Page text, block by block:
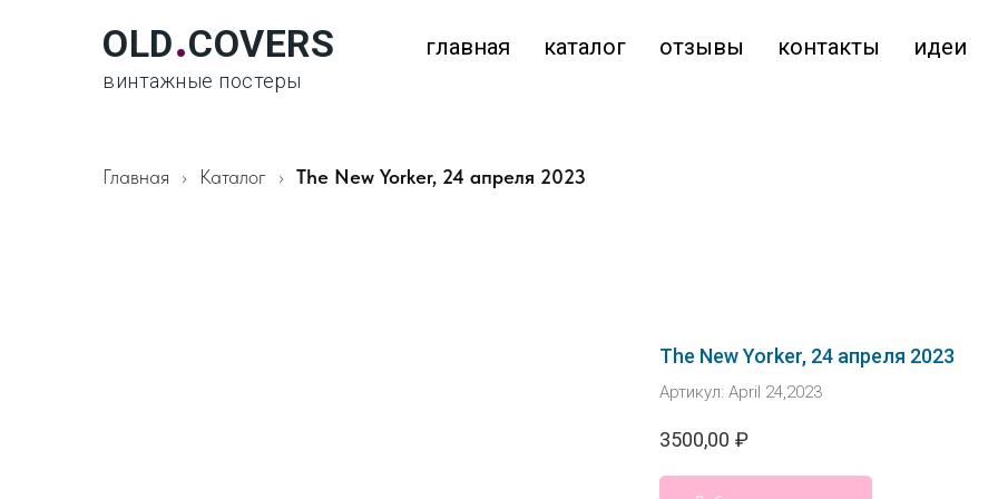
OLD.COVERS
винтажные постеры
главная каталог отзывы контакты идеи
Главная Каталог The New Yorker, 24 апреля 2023
The New Yorker, 24 апреля 2023
Артикул: April 24,2023
3500,00 ₽